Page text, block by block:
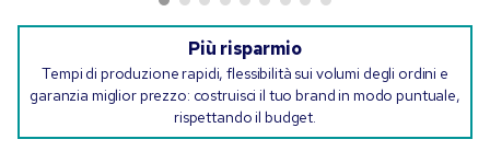
Più risparmio
Tempi di produzione rapidi, flessibilità sui volumi degli ordini e
garanzia miglior prezzo: costruisci il tuo brand in modo puntuale,
rispettando il budget.